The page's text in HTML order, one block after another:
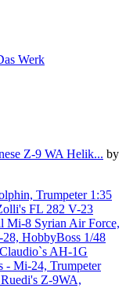
Werk
Z-9 WA Helik... by
Trumpeter 1:35
FL 282 V-23
Mi-8 Syrian Air Force,
HobbyBoss 1/48
AH-1G
- Mi-24, Trumpeter
Z-9WA,